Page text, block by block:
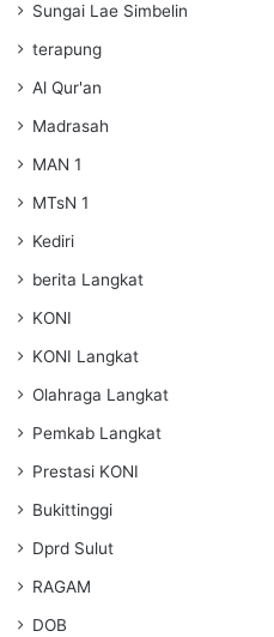
Sungai Lae Simbelin
terapung
Al Qur'an
Madrasah
MAN 1
MTsN 1
Kediri
berita Langkat
KONI
KONI Langkat
Olahraga Langkat
Pemkab Langkat
Prestasi KONI
Bukittinggi
Dprd Sulut
RAGAM
DOB